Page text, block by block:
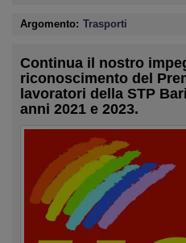
Argomento: Trasporti
Continua il nostro
riconoscimento del
lavoratori della STP
anni 2021 e 2023.